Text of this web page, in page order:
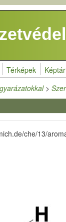
Térképek Képtár
>
che/13/